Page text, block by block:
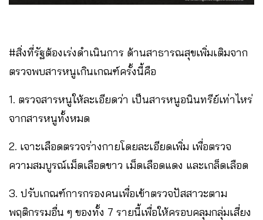
#สิ่งที่รัฐต้องเร่งดำเนินการ ด้านสาธารณสุขเพิ่มเติมจาก
ตรวจพบสารหนูเกินเกณฑ์ครั้งนี้คือ
1. ตรวจสารหนูให้ละเอียดว่า เป็นสารหนูอนินทรีย์เท่าไหร่
จากสารหนูทั้งหมด
2. เจาะเลือดตรวจร่างกายโดยละเอียดเพิ่ม เพื่อตรวจ
ความสมบูรณ์เม็ดเลือดขาว เม็ดเลือดแดง และเกล็ดเลือด
3. ปรับเกณฑ์การกรองคนเพื่อเข้าตรวจปัสสาวะตาม
พฤติกรรมอื่น ๆ ของทั้ง 7 รายนี้เพื่อให้ครอบคลุมกลุ่มเสี่ยง